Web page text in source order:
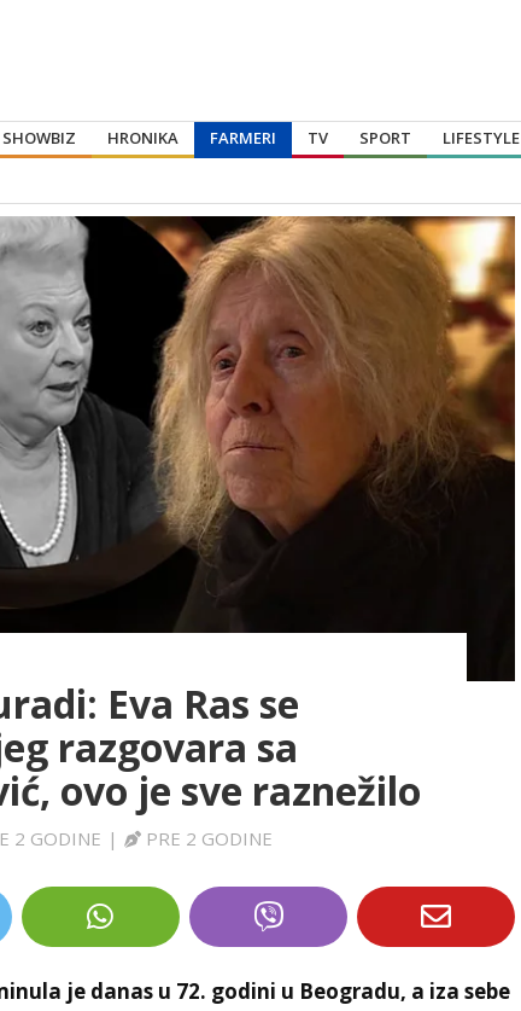
SHOWBIZ HRONIKA FARMERI TV SPORT LIFESTYLE
Eva Ras se
razgovara sa
ovo je sve raznežilo
2 GODINE | PRE 2 GODINE
je danas u 72. godini u Beogradu, a iza sebe